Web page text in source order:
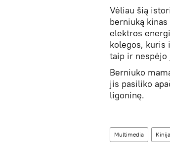
Vėliau šią
berniuką
elektros
kolegos, kuris
taip ir
Berniuko
jis pasiliko
ligoninę.
Multimedia Kinija